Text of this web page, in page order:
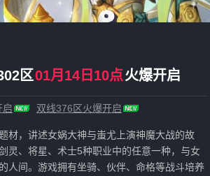
区01月14日10点火爆开启
启 双线376区火爆开启
材，讲述女娲大神与蚩尤上演神魔大战的故
灵、将星、术士5种职业中的任意一种，与女
人间。游戏拥有坐骑、伙伴、命格等战斗培养